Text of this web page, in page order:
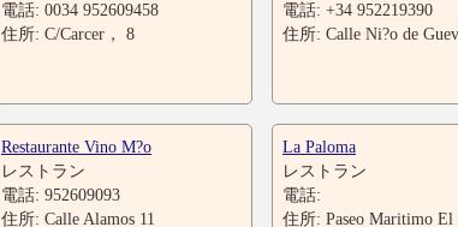
電話: 0034 952609458
住所: C/Carcer， 8
電話: +34 952219390
住所: Calle Ni?o de
Restaurante Vino M?o
レストラン
電話: 952609093
住所: Calle Alamos 11
La Paloma
レストラン
電話:
住所: Paseo Maritimo El